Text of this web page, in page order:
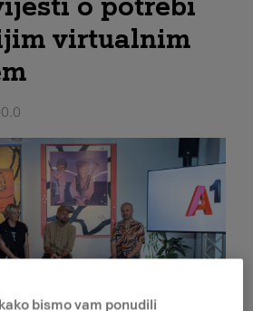
virtualnim
bismo vam ponudili